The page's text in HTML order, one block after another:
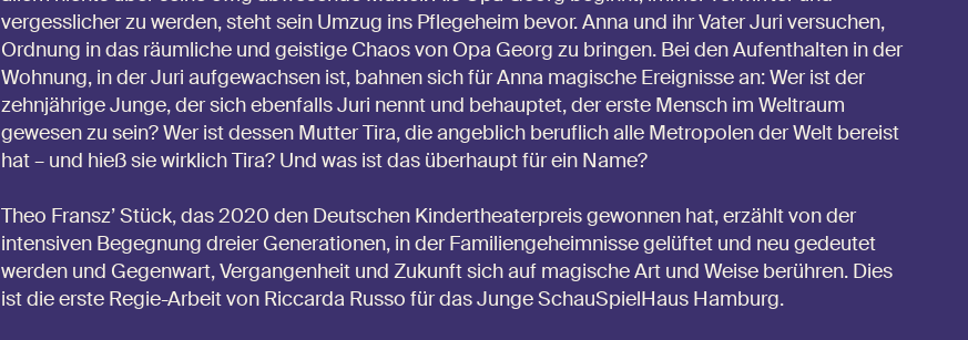
vergesslicher zu werden, steht sein Umzug ins Pflegeheim bevor. Anna und ihr Vater Juri versuchen,
Ordnung in das räumliche und geistige Chaos von Opa Georg zu bringen. Bei den Aufenthalten in der
Wohnung, in der Juri aufgewachsen ist, bahnen sich für Anna magische Ereignisse an: Wer ist der
zehnjährige Junge, der sich ebenfalls Juri nennt und behauptet, der erste Mensch im Weltraum
gewesen zu sein? Wer ist dessen Mutter Tira, die angeblich beruflich alle Metropolen der Welt bereist
hat – und hieß sie wirklich Tira? Und was ist das überhaupt für ein Name?
Theo Fransz’ Stück, das 2020 den Deutschen Kindertheaterpreis gewonnen hat, erzählt von der
intensiven Begegnung dreier Generationen, in der Familiengeheimnisse gelüftet und neu gedeutet
werden und Gegenwart, Vergangenheit und Zukunft sich auf magische Art und Weise berühren. Dies
ist die erste Regie-Arbeit von Riccarda Russo für das Junge SchauSpielHaus Hamburg.